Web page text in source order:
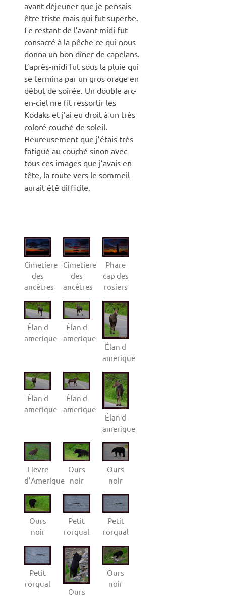
avant déjeuner que je pensais
être triste mais qui fut superbe.
Le restant de l’avant-midi fut
consacré à la pêche ce qui nous
donna un bon dîner de capelans.
L’après-midi fut sous la pluie qui
se termina par un gros orage en
début de soirée. Un double arc-
en-ciel me fit ressortir les
Kodaks et j’ai eu droit à un très
coloré couché de soleil.
Heureusement que j’étais très
fatigué au couché sinon avec
tous ces images que j’avais en
tête, la route vers le sommeil
aurait été difficile.
Cimetiere
des
ancêtres
Cimetiere
des
ancêtres
Phare
cap des
rosiers
Élan d
amerique
Élan d
amerique
Élan d
amerique
Élan d
amerique
Élan d
amerique
Élan d
amerique
Lievre
d’Amerique
Ours
noir
Ours
noir
Ours
noir
Petit
rorqual
Petit
rorqual
Petit
rorqual
Ours
Ours
noir